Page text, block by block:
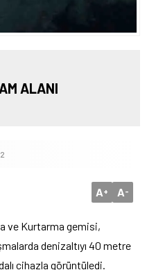
ALANI
A+ A-
ve Kurtarma gemisi,
denizaltıyı 40 metre
cihazla görüntüledi.